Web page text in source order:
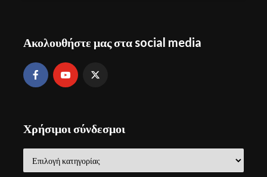
Ακολουθήστε μας στα social media
Χρήσιμοι σύνδεσμοι
σύνδεσμοι